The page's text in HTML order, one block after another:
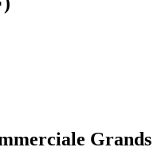
Grands